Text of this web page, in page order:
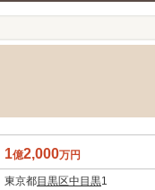
1億2,000万円
東京都目黒区中目黒1